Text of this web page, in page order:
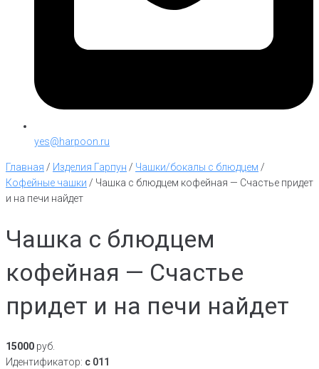
yes@harpoon.ru
Главная / Изделия Гарпун / Чашки/бокалы с блюдцем /
Кофейные чашки / Чашка с блюдцем кофейная — Счастье придет
и на печи найдет
Чашка с блюдцем
кофейная — Счастье
придет и на печи найдет
15000 руб.
Идентификатор: c 011